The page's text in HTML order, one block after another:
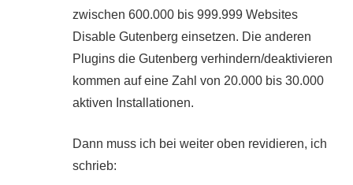
zwischen 600.000 bis 999.999 Websites
Disable Gutenberg einsetzen. Die anderen
Plugins die Gutenberg verhindern/deaktivieren
kommen auf eine Zahl von 20.000 bis 30.000
aktiven Installationen.
Dann muss ich bei weiter oben revidieren, ich
schrieb: